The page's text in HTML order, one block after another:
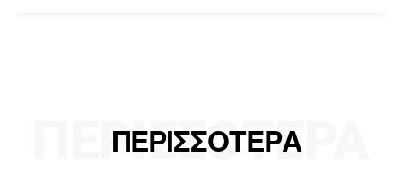
ΠΕΡΙΣΣΟΤΕΡΑ
ΠΕΡΙΣΣΟΤΕΡΑ